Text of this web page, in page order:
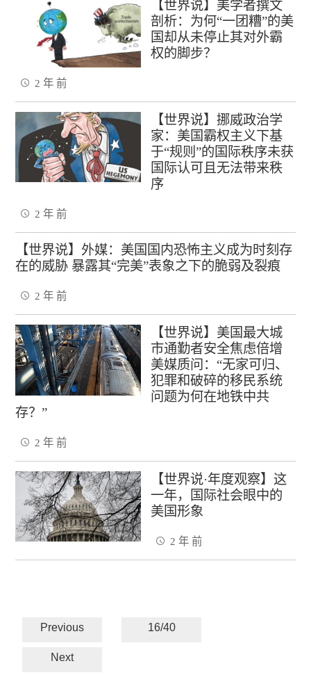
【世界说】美学者撰文
剖析：为何“一团糟”的美
国却从未停止其对外霸
权的脚步？
2 年 前
【世界说】挪威政治学
家：美国霸权主义下基
于“规则”的国际秩序未获
国际认可且无法带来秩
序
2 年 前
【世界说】外媒：美国国内恐怖主义成为时刻存
在的威胁 暴露其“完美”表象之下的脆弱及裂痕
2 年 前
【世界说】美国最大城
市通勤者安全焦虑倍增
美媒质问：“无家可归、
犯罪和破碎的移民系统
问题为何在地铁中共
存？”
2 年 前
【世界说·年度观察】这
一年，国际社会眼中的
美国形象
2 年 前
Previous 16/40
Next